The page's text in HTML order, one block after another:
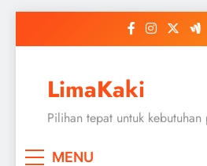
LimaKaki
Pilihan tepat untuk kebutuhan
MENU